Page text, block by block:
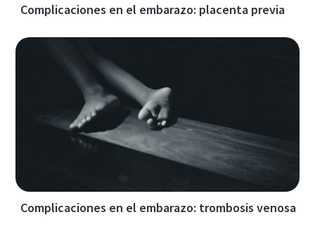
Complicaciones en el embarazo: placenta previa
Complicaciones en el embarazo: trombosis venosa